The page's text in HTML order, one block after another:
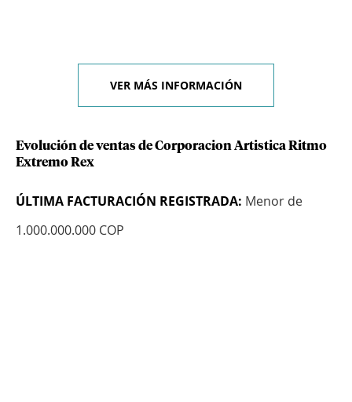
VER MÁS INFORMACIÓN
Evolución de ventas de Corporacion Artistica Ritmo
Extremo Rex
ÚLTIMA FACTURACIÓN REGISTRADA: Menor de
1.000.000.000 COP